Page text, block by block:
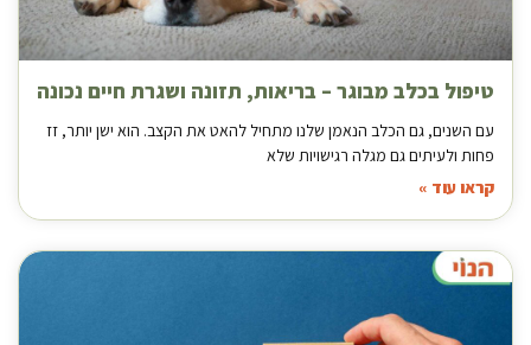
טיפול בכלב מבוגר – בריאות, תזונה ושגרת חיים נכונה
עם השנים, גם הכלב הנאמן שלנו מתחיל להאט את הקצב. הוא ישן יותר, זז
פחות ולעיתים גם מגלה רגישויות שלא
קראו עוד »